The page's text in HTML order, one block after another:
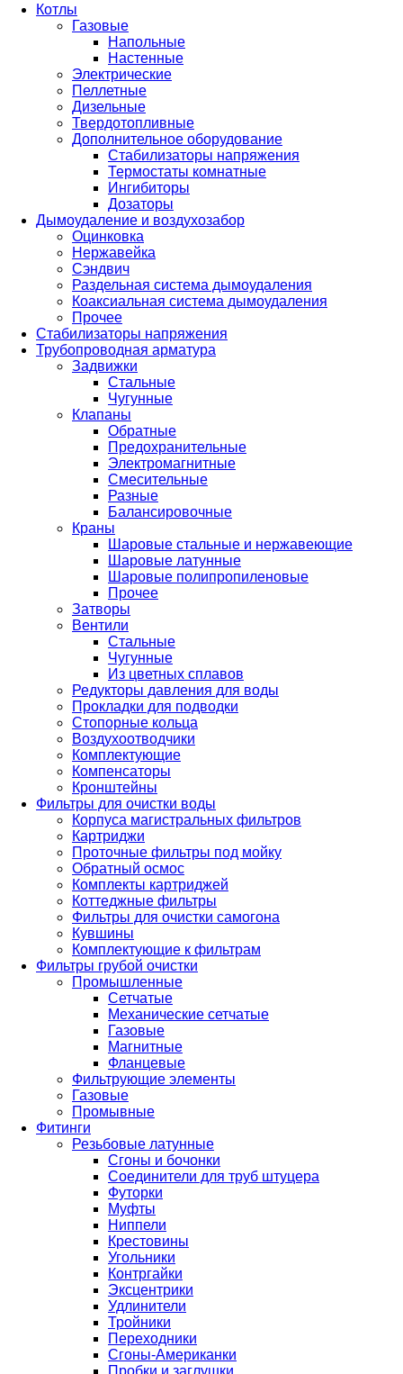
Котлы
Газовые
Напольные
Настенные
Электрические
Пеллетные
Дизельные
Твердотопливные
Дополнительное оборудование
Стабилизаторы напряжения
Термостаты комнатные
Ингибиторы
Дозаторы
Дымоудаление и воздухозабор
Оцинковка
Нержавейка
Сэндвич
Раздельная система дымоудаления
Коаксиальная система дымоудаления
Прочее
Стабилизаторы напряжения
Трубопроводная арматура
Задвижки
Стальные
Чугунные
Клапаны
Обратные
Предохранительные
Электромагнитные
Смесительные
Разные
Балансировочные
Краны
Шаровые стальные и нержавеющие
Шаровые латунные
Шаровые полипропиленовые
Прочее
Затворы
Вентили
Стальные
Чугунные
Из цветных сплавов
Редукторы давления для воды
Прокладки для подводки
Стопорные кольца
Воздухоотводчики
Комплектующие
Компенсаторы
Кронштейны
Фильтры для очистки воды
Корпуса магистральных фильтров
Картриджи
Проточные фильтры под мойку
Обратный осмос
Комплекты картриджей
Коттеджные фильтры
Фильтры для очистки самогона
Кувшины
Комплектующие к фильтрам
Фильтры грубой очистки
Промышленные
Сетчатые
Механические сетчатые
Газовые
Магнитные
Фланцевые
Фильтрующие элементы
Газовые
Промывные
Фитинги
Резьбовые латунные
Сгоны и бочонки
Соединители для труб штуцера
Футорки
Муфты
Ниппели
Крестовины
Угольники
Контргайки
Эксцентрики
Удлинители
Тройники
Переходники
Сгоны-Американки
Пробки и заглушки